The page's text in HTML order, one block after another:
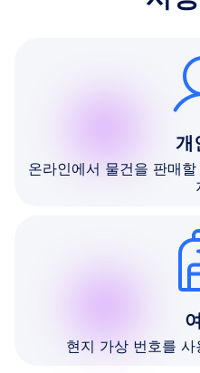
개
온라인에서 물건을 판매
현지 가상 번호를